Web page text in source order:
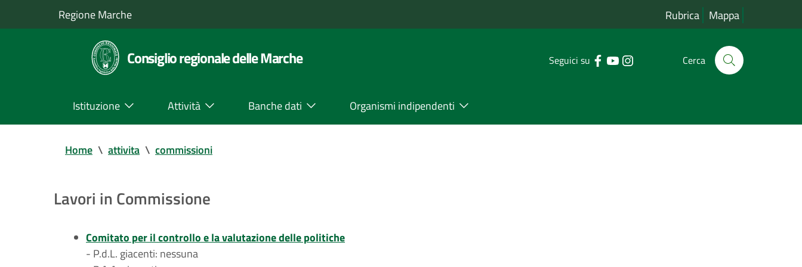
Regione Marche Rubrica Mappa
Consiglio regionale delle Marche Seguici su Cerca
Istituzione Attività Banche dati Organismi indipendenti
Home \ attivita \ commissioni
Lavori in Commissione
Comitato per il controllo e la valutazione delle politiche
- P.d.L. giacenti: nessuna